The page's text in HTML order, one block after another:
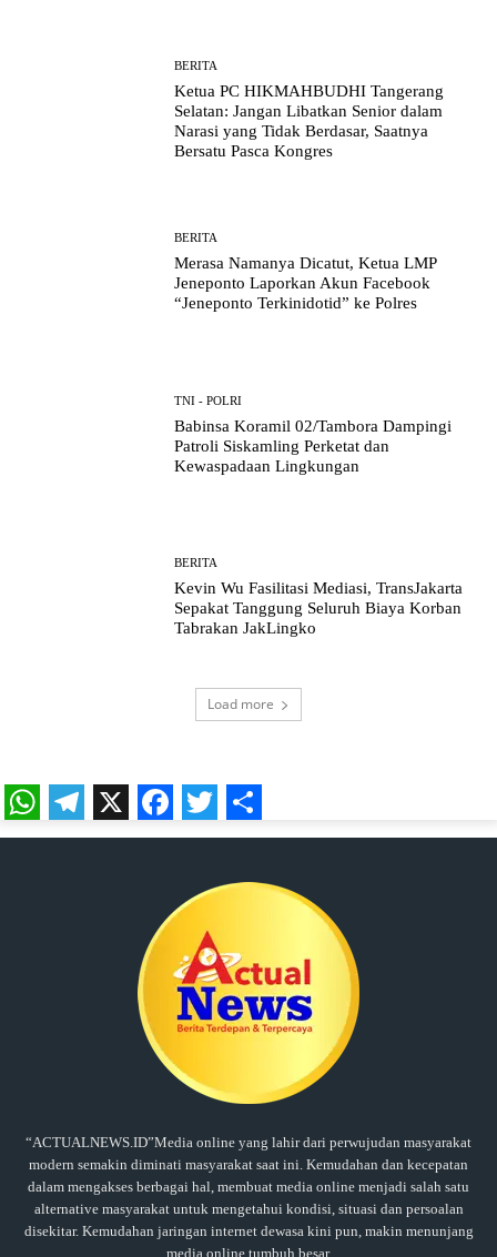
BERITA
Ketua PC HIKMAHBUDHI Tangerang
Selatan: Jangan Libatkan Senior dalam
Narasi yang Tidak Berdasar, Saatnya
Bersatu Pasca Kongres
BERITA
Merasa Namanya Dicatut, Ketua LMP
Jeneponto Laporkan Akun Facebook
“Jeneponto Terkinidotid” ke Polres
TNI - POLRI
Babinsa Koramil 02/Tambora Dampingi
Patroli Siskamling Perketat dan
Kewaspadaan Lingkungan
BERITA
Kevin Wu Fasilitasi Mediasi, TransJakarta
Sepakat Tanggung Seluruh Biaya Korban
Tabrakan JakLingko
Load more
WhatsApp
Telegram
X Facebook
Twitter
Share
“ACTUALNEWS.ID”Media online yang lahir dari perwujudan masyarakat
modern semakin diminati masyarakat saat ini. Kemudahan dan kecepatan
dalam mengakses berbagai hal, membuat media online menjadi salah satu
alternative masyarakat untuk mengetahui kondisi, situasi dan persoalan
disekitar. Kemudahan jaringan internet dewasa kini pun, makin menunjang
media online tumbuh besar.